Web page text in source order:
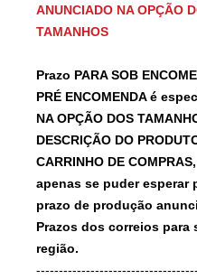
ANUNCIADO NA OPÇÃO
TAMANHOS
Prazo PARA SOB
PRÉ ENCOMENDA é
NA OPÇÃO DOS
DESCRIÇÃO DO
CARRINHO DE
apenas se puder esperar
prazo de produção
Prazos dos correios para
região.